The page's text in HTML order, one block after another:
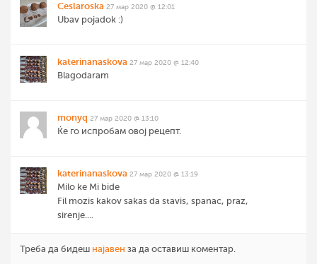
Ceslaroska 27 мар 2020 @ 12:01
Ubav pojadok :)
katerinanaskova 27 мар 2020 @ 12:40
Blagodaram
monyq 27 мар 2020 @ 13:10
Ќе го испробам овој рецепт.
katerinanaskova 27 мар 2020 @ 13:19
Milo ke Mi bide
Fil mozis kakov sakas da stavis, spanac, praz,
sirenje....
Треба да бидеш најавен за да оставиш коментар.